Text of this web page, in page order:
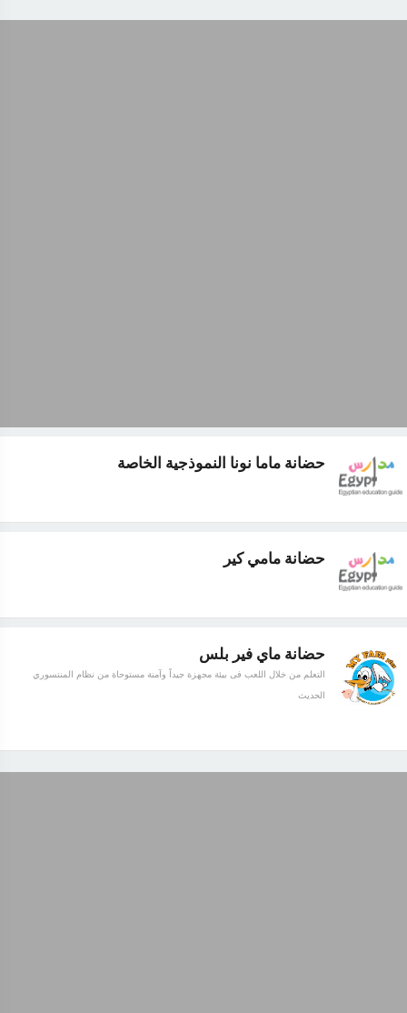
حضانة ماما نونا النموذجية الخاصة
حضانة مامي كير
حضانة ماي فير بلس
التعلم من خلال اللعب فى بيئة مجهزة جيداً وآمنة مستوحاة من نظام المنتسوري
الحديث